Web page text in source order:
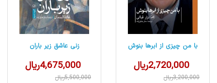
زنی عاشق زیر باران
4,675,000ریال
5,500,000ریال
با من چیزی از ابرها بنوش
2,720,000ریال
3,200,000ریال